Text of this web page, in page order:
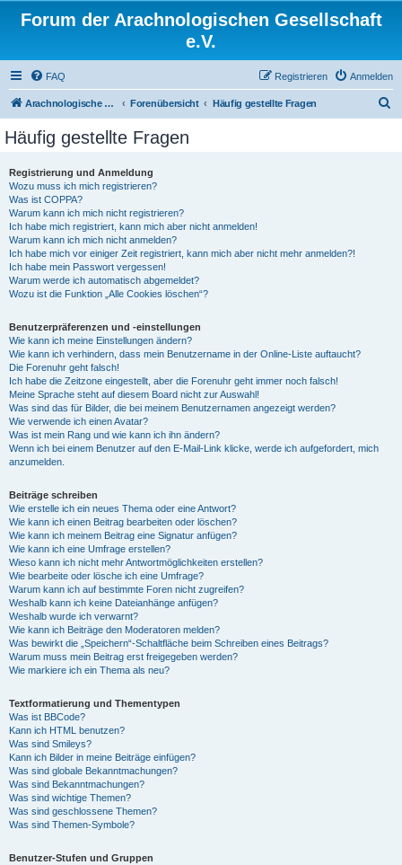
Forum der Arachnologischen Gesellschaft
e.V.
FAQ Anmelden
Registrieren
Arachnologische Gesellschaft e. V. Forenübersicht Häufig gestellte Fragen
Häufig gestellte Fragen
Registrierung und Anmeldung
Wozu muss ich mich registrieren?
Was ist COPPA?
Warum kann ich mich nicht registrieren?
Ich habe mich registriert, kann mich aber nicht anmelden!
Warum kann ich mich nicht anmelden?
Ich habe mich vor einiger Zeit registriert, kann mich aber nicht mehr anmelden?!
Ich habe mein Passwort vergessen!
Warum werde ich automatisch abgemeldet?
Wozu ist die Funktion „Alle Cookies löschen“?
Benutzerpräferenzen und -einstellungen
Wie kann ich meine Einstellungen ändern?
Wie kann ich verhindern, dass mein Benutzername in der Online-Liste auftaucht?
Die Forenuhr geht falsch!
Ich habe die Zeitzone eingestellt, aber die Forenuhr geht immer noch falsch!
Meine Sprache steht auf diesem Board nicht zur Auswahl!
Was sind das für Bilder, die bei meinem Benutzernamen angezeigt werden?
Wie verwende ich einen Avatar?
Was ist mein Rang und wie kann ich ihn ändern?
Wenn ich bei einem Benutzer auf den E-Mail-Link klicke, werde ich aufgefordert, mich
anzumelden.
Beiträge schreiben
Wie erstelle ich ein neues Thema oder eine Antwort?
Wie kann ich einen Beitrag bearbeiten oder löschen?
Wie kann ich meinem Beitrag eine Signatur anfügen?
Wie kann ich eine Umfrage erstellen?
Wieso kann ich nicht mehr Antwortmöglichkeiten erstellen?
Wie bearbeite oder lösche ich eine Umfrage?
Warum kann ich auf bestimmte Foren nicht zugreifen?
Weshalb kann ich keine Dateianhänge anfügen?
Weshalb wurde ich verwarnt?
Wie kann ich Beiträge den Moderatoren melden?
Was bewirkt die „Speichern“-Schaltfläche beim Schreiben eines Beitrags?
Warum muss mein Beitrag erst freigegeben werden?
Wie markiere ich ein Thema als neu?
Textformatierung und Thementypen
Was ist BBCode?
Kann ich HTML benutzen?
Was sind Smileys?
Kann ich Bilder in meine Beiträge einfügen?
Was sind globale Bekanntmachungen?
Was sind Bekanntmachungen?
Was sind wichtige Themen?
Was sind geschlossene Themen?
Was sind Themen-Symbole?
Benutzer-Stufen und Gruppen